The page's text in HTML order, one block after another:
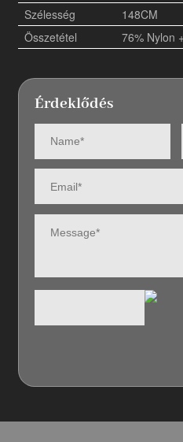
Szélesség
148CM
Összetétel
76% Nylon
Érdeklődés